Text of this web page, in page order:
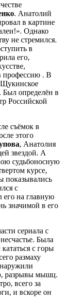
. Анатолий
в картине
Однако
не стремился.
в
его,
профессию . В
Щукинское
определён в
Российской
съёмок в
этого
, Анатолия
звездой. А
судьбоносную
курсе,
показывались
с
его на главную
значимой в его
сериала с
Была
с горы
размаху
разрывы мышц.
всего за
и вскоре он